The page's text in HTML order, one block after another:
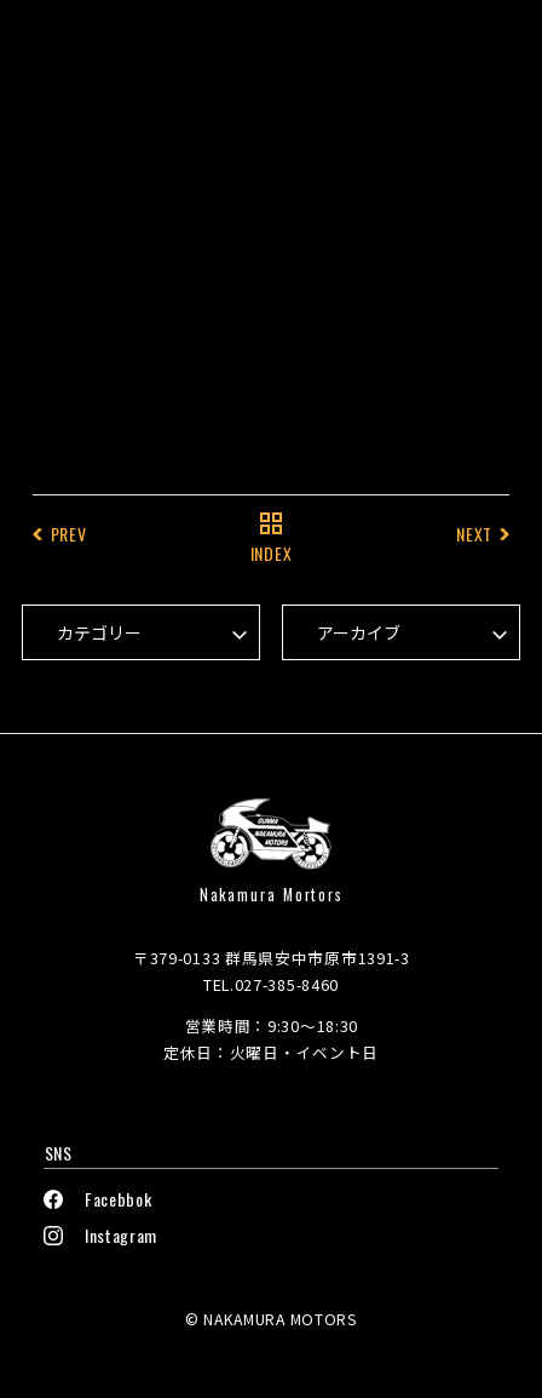
PREV NEXT
INDEX
Nakamura Mortors
〒379-0133 群馬県安中市原市1391-3
TEL.027-385-8460
営業時間：9:30～18:30
定休日：火曜日・イベント日
SNS
Facebbok
Instagram
© NAKAMURA MOTORS